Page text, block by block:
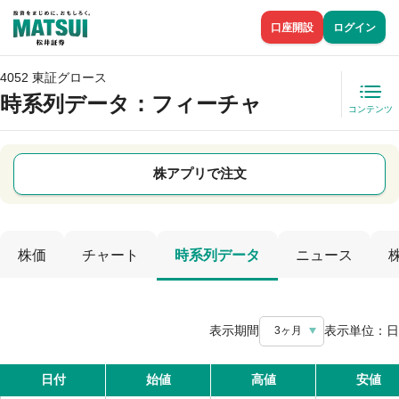
口座開設 ログイン
4052 東証グロース
時系列データ ：フィーチャ コンテンツ
株アプリで注文
株価 チャート 時系列データ ニュース
表示期間 3ヶ月 表示単位： 日
日付 始値 高値 安値